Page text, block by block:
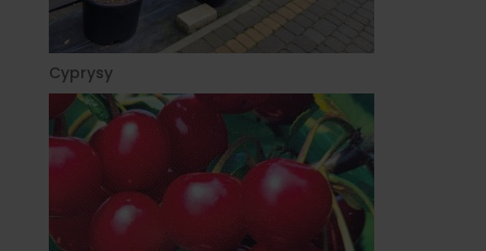
Cyprysy